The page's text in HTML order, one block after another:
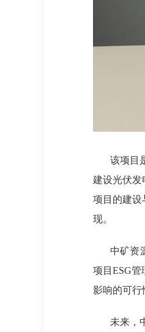
该项目
建设光伏发
项目的建设
现。
中矿资
项目ESG
影响的可行
未来，